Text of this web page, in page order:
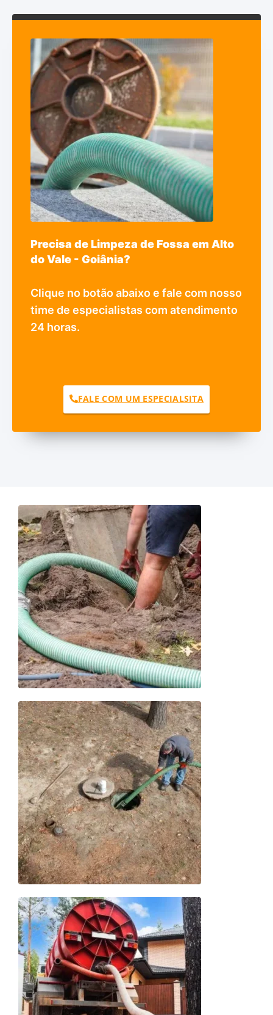
Precisa de Limpeza de Fossa em Alto
do Vale - Goiânia?
Clique no botão abaixo e fale com nosso
time de especialistas com atendimento
24 horas.
FALE COM UM ESPECIALSITA